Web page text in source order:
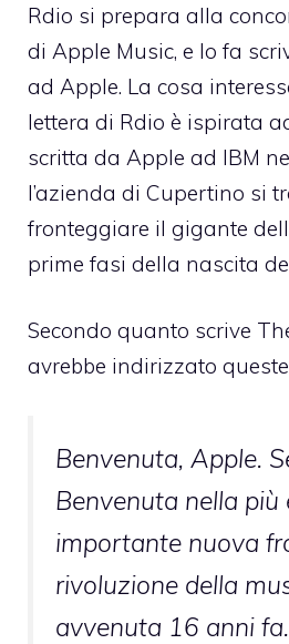
Rdio si prepara alla
di Apple Music, e lo fa
ad Apple. La cosa
lettera di Rdio è ispirata
scritta da Apple ad IBM
l’azienda di Cupertino si
fronteggiare il gigante
prime fasi della nascita
Secondo quanto scrive
avrebbe indirizzato
Benvenuta, Apple.
Benvenuta nella più
importante nuova
rivoluzione della
avvenuta 16 anni fa.